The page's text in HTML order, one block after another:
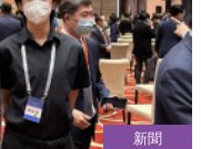
新聞